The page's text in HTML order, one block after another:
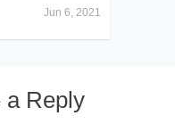
Jun 6, 2021
a Reply